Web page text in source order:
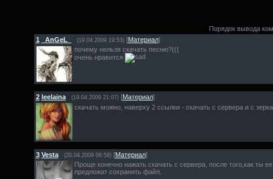
Порядок вывода
1
_AnGeL_ (19.04.2009 19:53)[Материал]
почему нельзя скачать песню?(((
очень нравится
2 leelaina (19.04.2009 21:07)[Материал]
скачать можно, наверху 2 ссылки - скачать с сервера и с
3 Vesta (20.04.2009 06:58)[Материал]
Проще конечно нажать скачать с сервера, после того,как ты
предложат сохранить файл.